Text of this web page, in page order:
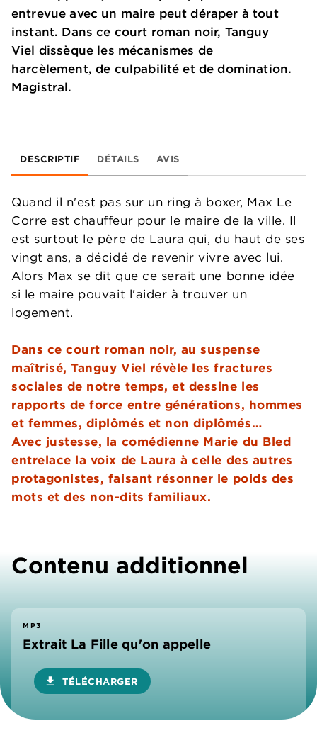
entrevue avec un maire peut déraper à tout
instant. Dans ce court roman noir, Tanguy
Viel dissèque les mécanismes de
harcèlement, de culpabilité et de domination.
Magistral.
DESCRIPTIF DÉTAILS AVIS
Quand il n'est pas sur un ring à boxer, Max Le
Corre est chauffeur pour le maire de la ville. Il
est surtout le père de Laura qui, du haut de ses
vingt ans, a décidé de revenir vivre avec lui.
Alors Max se dit que ce serait une bonne idée
si le maire pouvait l'aider à trouver un
logement.
Dans ce court roman noir, au suspense
maîtrisé, Tanguy Viel révèle les fractures
sociales de notre temps, et dessine les
rapports de force entre générations, hommes
et femmes, diplômés et non diplômés…
Avec justesse, la comédienne Marie du Bled
entrelace la voix de Laura à celle des autres
protagonistes, faisant résonner le poids des
mots et des non-dits familiaux.
Contenu additionnel
MP3
Extrait La Fille qu'on appelle
download TÉLÉCHARGER